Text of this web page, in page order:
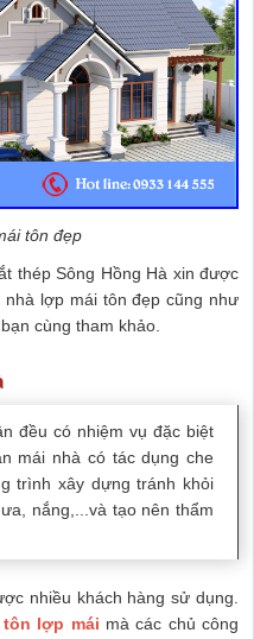
tôn đẹp
thép Sông Hồng Hà xin được
lợp mái tôn đẹp cũng như
cùng tham khảo.
đều có nhiệm vụ đặc biệt
mái nhà có tác dụng che
trình xây dựng tránh khỏi
nắng,...và tạo nên thẩm
nhiều khách hàng sử dụng.
tôn lợp mái mà các chủ công